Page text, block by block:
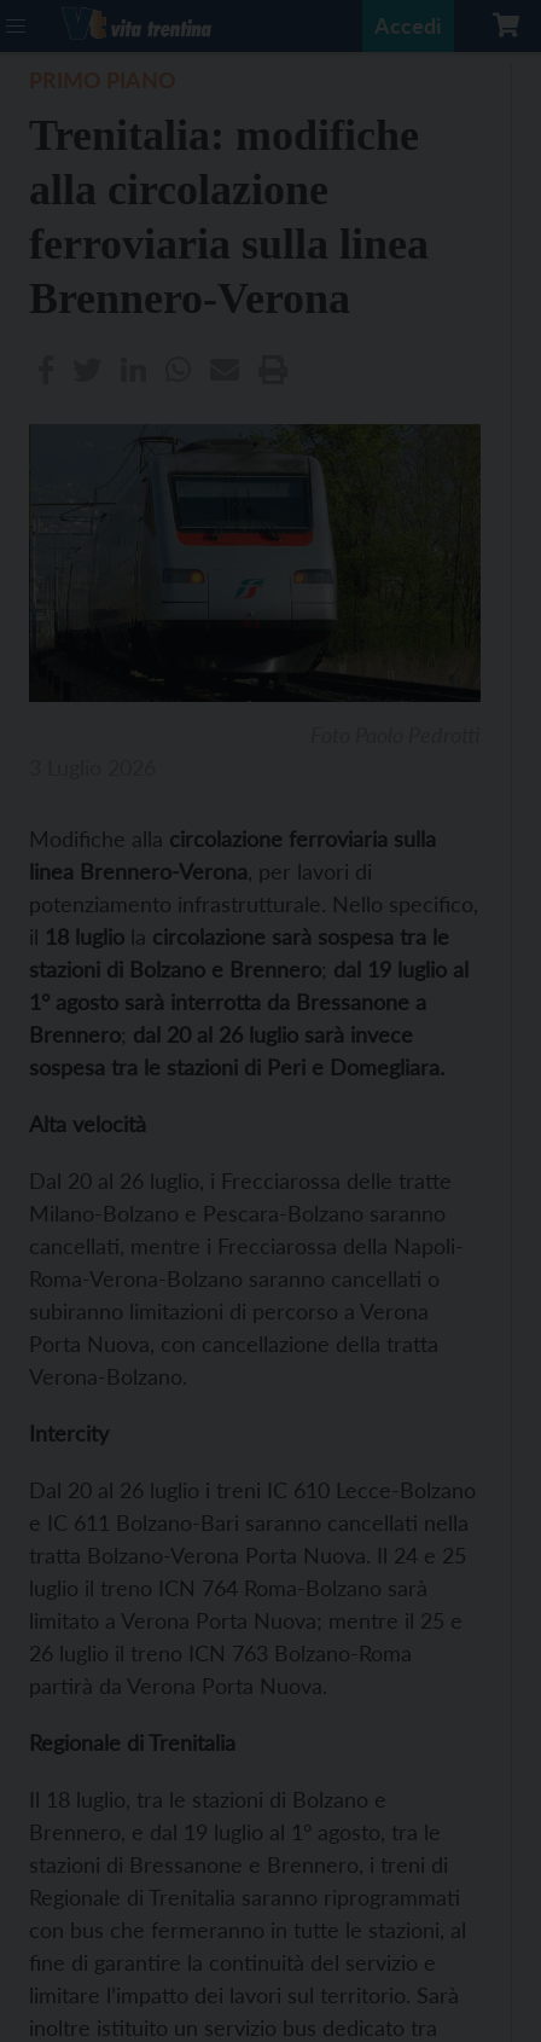
Accedi
Trenitalia: modifiche
alla circolazione
ferroviaria sulla linea
Brennero-Verona
Modifiche alla circolazione ferroviaria sulla
linea Brennero-Verona , per lavori di
potenziamento infrastrutturale. Nello specifico,
il 18 luglio la circolazione sarà sospesa tra le
stazioni di Bolzano e Brennero; dal 19 luglio al
1° agosto sarà interrotta da Bressanone a
Brennero; dal 20 al 26 luglio sarà invece
sospesa tra le stazioni di Peri e Domegliara.
Alta velocità
Dal 20 al 26 luglio, i Frecciarossa delle tratte
Milano-Bolzano e Pescara-Bolzano saranno
cancellati, mentre i Frecciarossa della Napoli-
Roma-Verona-Bolzano saranno cancellati o
subiranno limitazioni di percorso a Verona
Porta Nuova, con cancellazione della tratta
Verona-Bolzano.
Intercity
Dal 20 al 26 luglio i treni IC 610 Lecce-Bolzano
e IC 611 Bolzano-Bari saranno cancellati nella
tratta Bolzano-Verona Porta Nuova. Il 24 e 25
luglio il treno ICN 764 Roma-Bolzano sarà
limitato a Verona Porta Nuova; mentre il 25 e
26 luglio il treno ICN 763 Bolzano-Roma
partirà da Verona Porta Nuova.
Regionale di Trenitalia
Il 18 luglio, tra le stazioni di Bolzano e
Brennero, e dal 19 luglio al 1° agosto, tra le
stazioni di Bressanone e Brennero, i treni di
Regionale di Trenitalia saranno riprogrammati
con bus che fermeranno in tutte le stazioni, al
fine di garantire la continuità del servizio e
limitare l’impatto dei lavori sul territorio. Sarà
inoltre istituito un servizio bus dedicato tra